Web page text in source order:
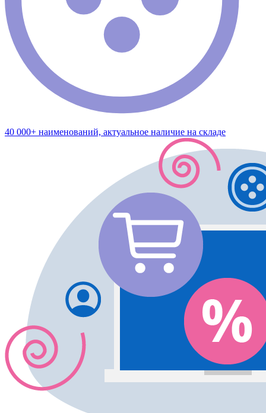
40 000+ наименований, актуальное наличие на складе